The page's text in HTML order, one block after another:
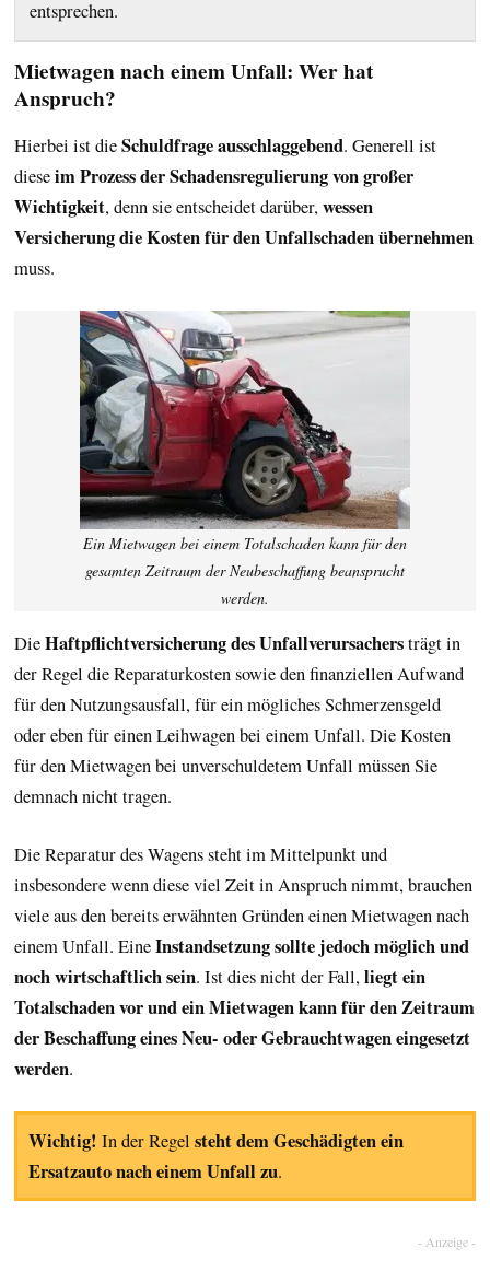
entsprechen.
Mietwagen nach einem Unfall: Wer hat
Anspruch?
Hierbei ist dieSchuldfrage ausschlaggebend. Generell ist
dieseim Prozess der Schadensregulierung von großer
Wichtigkeit, denn sie entscheidet darüber, wessen
Versicherung die Kosten für den Unfallschaden übernehmen
muss.
Ein Mietwagen bei einem Totalschaden kann für den
gesamten Zeitraum der Neubeschaffung beansprucht
werden.
DieHaftpflichtversicherung des Unfallverursachersträgt in
der Regel die Reparaturkosten sowie den finanziellen Aufwand
für den Nutzungsausfall, für ein mögliches Schmerzensgeld
oder eben für einen Leihwagen bei einem Unfall. Die Kosten
für den Mietwagen bei unverschuldetem Unfall müssen Sie
demnach nicht tragen.
Die Reparatur des Wagens steht im Mittelpunkt und
insbesondere wenn diese viel Zeit in Anspruch nimmt, brauchen
viele aus den bereits erwähnten Gründen einen Mietwagen nach
einem Unfall. EineInstandsetzung sollte jedoch möglich und
noch wirtschaftlich sein. Ist dies nicht der Fall, liegt ein
Totalschaden vor und ein Mietwagen kann für den Zeitraum
der Beschaffung eines Neu- oder Gebrauchtwagen eingesetzt
werden.
Wichtig! In der Regel steht dem Geschädigten ein
Ersatzauto nach einem Unfall zu.